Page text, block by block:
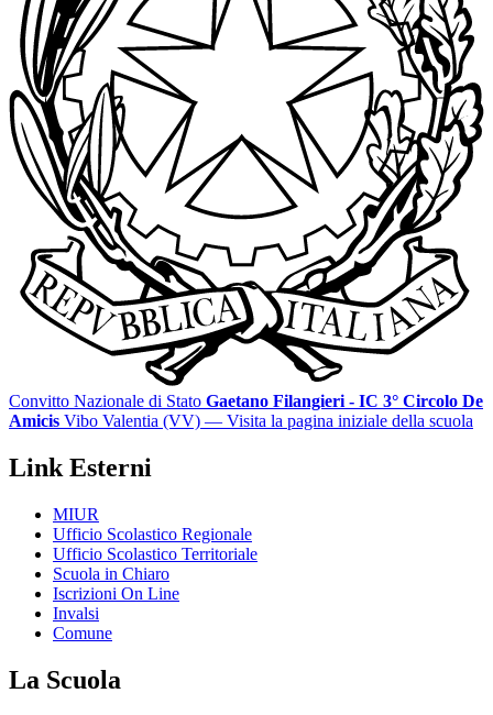
Convitto Nazionale di Stato Gaetano Filangieri - IC 3° Circolo De
Amicis Vibo Valentia (VV) — Visita la pagina iniziale della scuola
Link Esterni
MIUR
Ufficio Scolastico Regionale
Ufficio Scolastico Territoriale
Scuola in Chiaro
Iscrizioni On Line
Invalsi
Comune
La Scuola